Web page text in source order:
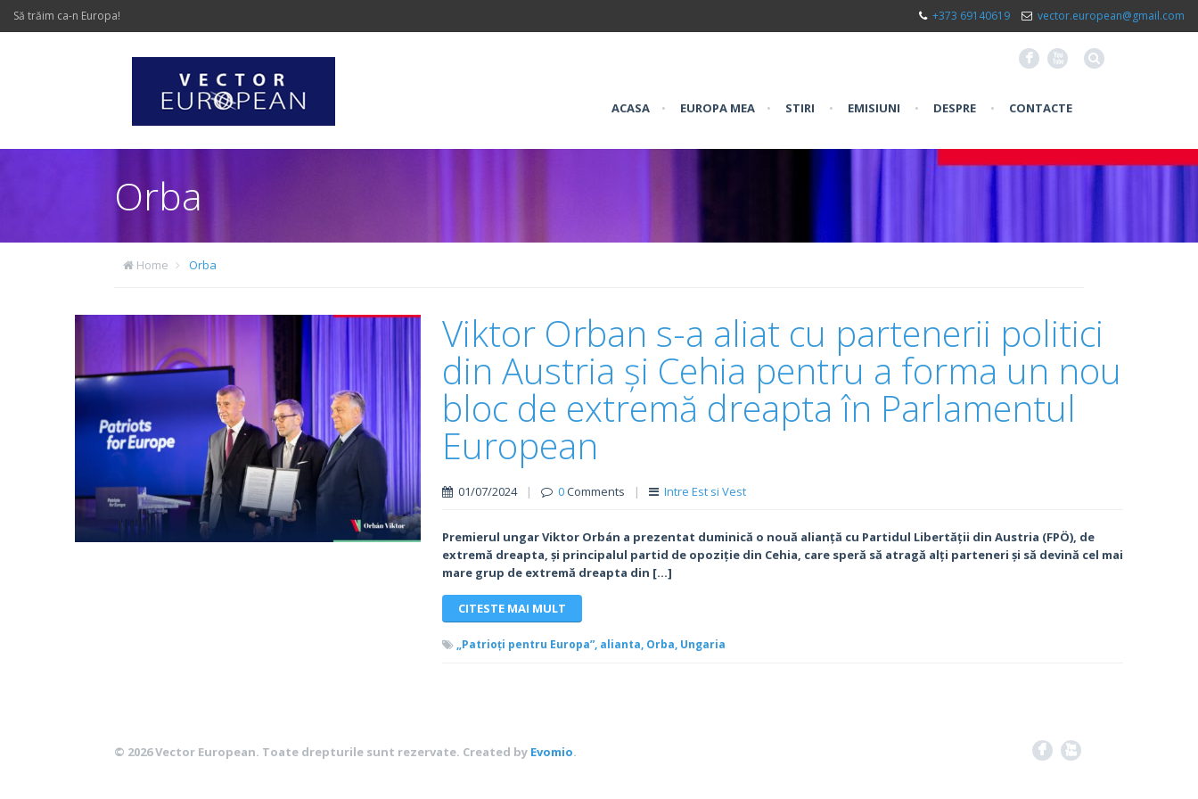
Să trăim ca-n Europa! +373 69140619 vector.european@gmail.com
F X
ACASA • EUROPA MEA • STIRI • EMISIUNI • DESPRE • CONTACTE
Orba
Home Orba
Viktor Orban s-a aliat cu partenerii politici
din Austria și Cehia pentru a forma un nou
bloc de extremă dreapta în Parlamentul
European
01/07/2024 | 0Comments | Intre Est si Vest
Premierul ungar Viktor Orbán a prezentat duminică o nouă alianță cu Partidul Libertății din Austria (FPÖ), de
extremă dreapta, și principalul partid de opoziție din Cehia, care speră să atragă alți parteneri și să devină cel mai
mare grup de extremă dreapta din […]
CITESTE MAI MULT
„Patrioți pentru Europa”, alianta, Orba, Ungaria
© 2026Vector European. Toate drepturile sunt rezervate. Created by Evomio. F X